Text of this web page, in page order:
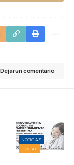
Dejar un comentario
NOTICIAS
SOCIAL